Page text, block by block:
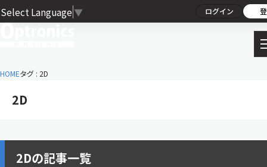
Select Language ▼ ログイン
HOMEタグ : 2D
2D
2Dの記事一覧